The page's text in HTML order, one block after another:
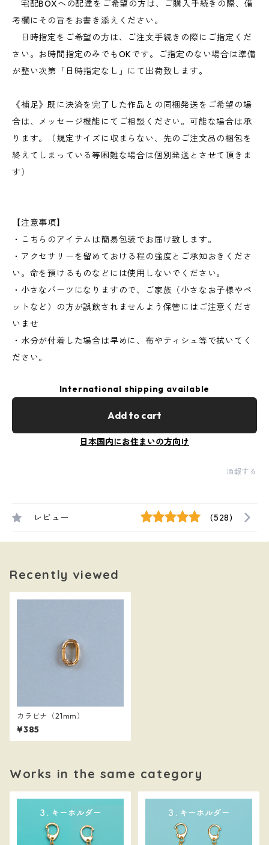
宅配BOXへの配達をご希望の方は、ご購入手続きの際、備
考欄にその旨をお書き添えください。
日時指定をご希望の方は、ご注文手続きの際にご指定くだ
さい。お時間指定のみでもOKです。ご指定のない場合は準備
が整い次第「日時指定なし」にて出荷致します。
《補足》既に決済を完了した作品との同梱発送をご希望の場
合は、メッセージ機能にてご相談ください。可能な場合は承
ります。（規定サイズに収まらない、先のご注文品の梱包を
終えてしまっている等困難な場合は個別発送とさせて頂きま
す）
【注意事項】
・こちらのアイテムは簡易包装でお届け致します。
・アクセサリーを留めておける程の強度とご承知おきくださ
い。命を預けるものなどには使用しないでください。
・小さなパーツになりますので、ご家族（小さなお子様やペ
ットなど）の方が誤飲されませんよう保管にはご注意くださ
いませ
・水分が付着した場合は早めに、布やティシュ等で拭いてく
ださい。
International shipping available
Add to cart
日本国内にお住まいの方向け
通報する
レビュー (528)
Recently viewed
カラビナ（21mm）
¥385
Works in the same category